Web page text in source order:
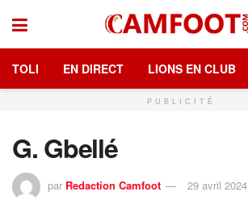
TOLI EN DIRECT LIONS EN CLUB
PUBLICITÉ
G. Gbellé
par Redaction Camfoot 29 avril 2024